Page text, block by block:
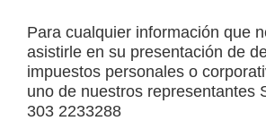
Para cualquier información que
asistirle en su presentación de
impuestos personales o
uno de nuestros representantes
303 2233288